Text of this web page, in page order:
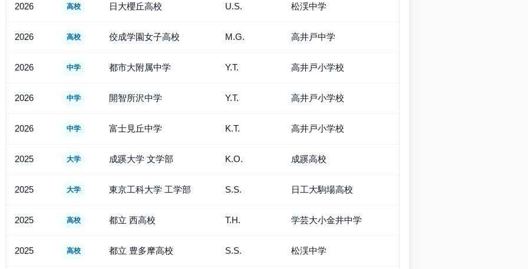
2026 高校 日大櫻丘高校 U.S. 松渓中学
2026 高校 佼成学園女子高校 M.G. 高井戸中学
2026 中学 都市大附属中学 Y.T. 高井戸小学校
2026 中学 開智所沢中学 Y.T. 高井戸小学校
2026 中学 富士見丘中学 K.T. 高井戸小学校
2025 大学 成蹊大学 文学部 K.O. 成蹊高校
2025 大学 東京工科大学 工学部 S.S. 日工大駒場高校
2025 高校 都立 西高校 T.H. 学芸大小金井中学
2025 高校 都立 豊多摩高校 S.S. 松渓中学